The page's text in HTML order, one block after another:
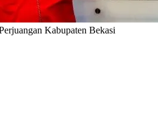
Kabupaten Bekasi